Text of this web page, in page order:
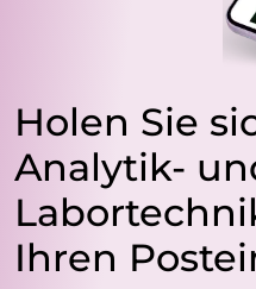
Holen Sie
Analytik-
Ihren